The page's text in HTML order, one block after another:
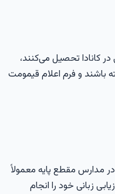
کانادا تحصیل می‌کنند،
باشند و فرم اعلام قیمومت
مدارس مقطع پایه معمولاً
زبانی خود را انجام